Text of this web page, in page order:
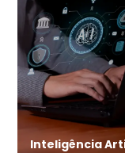
Inteligência